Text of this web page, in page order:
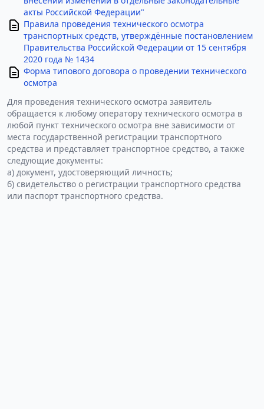
акты Российской Федерации"
Правила проведения технического осмотра
транспортных средств, утверждённые постановлением
Правительства Российской Федерации от 15 сентября
2020 года № 1434
Форма типового договора о проведении технического
осмотра
Для проведения технического осмотра заявитель
обращается к любому оператору технического осмотра в
любой пункт технического осмотра вне зависимости от
места государственной регистрации транспортного
средства и представляет транспортное средство, а также
следующие документы:
а) документ, удостоверяющий личность;
б) свидетельство о регистрации транспортного средства
или паспорт транспортного средства.